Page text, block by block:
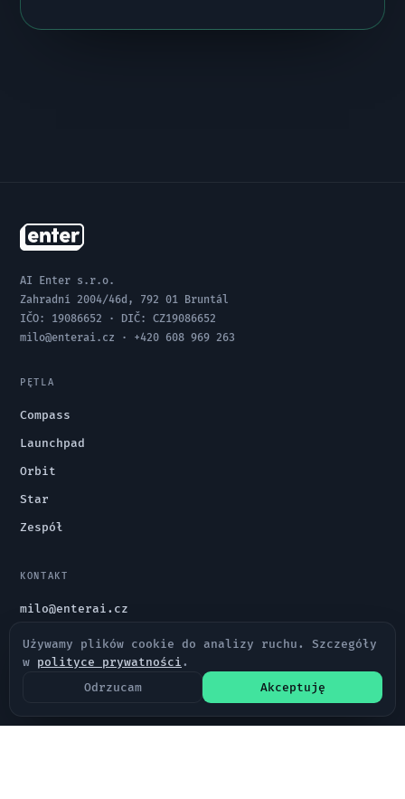
AI Enter s.r.o.
Zahradní 2004/46d, 792 01 Bruntál
IČO: 19086652 · DIČ: CZ19086652
milo@enterai.cz · +420 608 969 263
PĘTLA
Compass
Launchpad
Orbit
Star
Zespół
KONTAKT
milo@enterai.cz
+420 608 969 263
Ochrona danych osobowych
Warunki handlowe
Używamy plików cookie do analizy ruchu. Szczegóły
w polityce prywatności .
Odrzucam
Akceptuję